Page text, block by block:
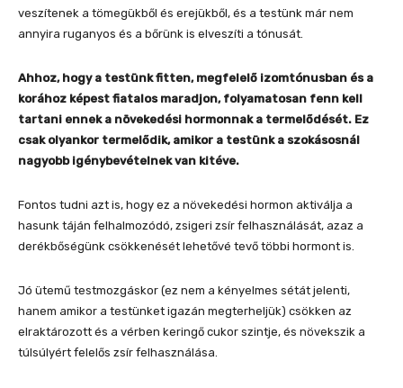
veszítenek a tömegükből és erejükből, és a testünk már nem
annyira ruganyos és a bőrünk is elveszíti a tónusát.
Ahhoz, hogy a testünk fitten, megfelelő izomtónusban és a
korához képest fiatalos maradjon, folyamatosan fenn kell
tartani ennek a növekedési hormonnak a termelődését. Ez
csak olyankor termelődik, amikor a testünk a szokásosnál
nagyobb igénybevételnek van kitéve.
Fontos tudni azt is, hogy ez a növekedési hormon aktiválja a
hasunk táján felhalmozódó, zsigeri zsír felhasználását, azaz a
derékbőségünk csökkenését lehetővé tevő többi hormont is.
Jó ütemű testmozgáskor (ez nem a kényelmes sétát jelenti,
hanem amikor a testünket igazán megterheljük) csökken az
elraktározott és a vérben keringő cukor szintje, és növekszik a
túlsúlyért felelős zsír felhasználása.